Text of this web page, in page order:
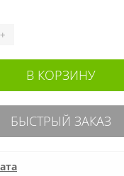
+
В КОРЗИНУ
БЫСТРЫЙ ЗАКАЗ